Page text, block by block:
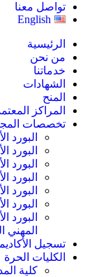
تواصل معنا
English
الرئيسية
من نحن
خدماتنا
الشهادات
المنح
المراكز
تخصصات
البورد
البورد
البورد
البورد
البورد
البورد
البورد
المهني
تسجيل
الكليات الحرة
كلية